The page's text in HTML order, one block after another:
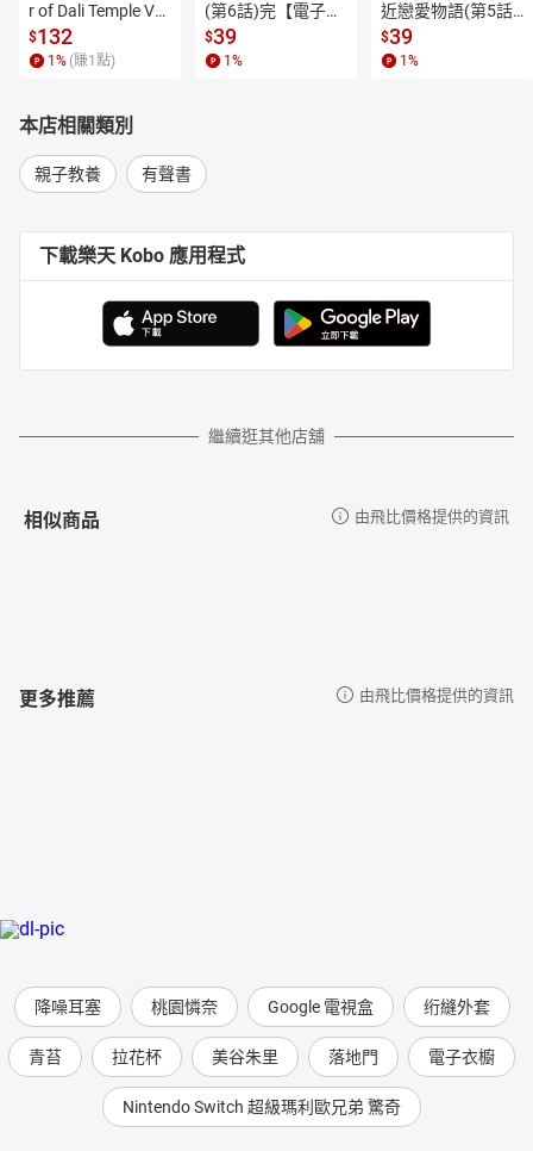
r of Dali Temple Vo
l.6【有聲書】
$132
1 % (賺1 點)
(第6話)完【電子
書】
$39
1 %
近戀愛物語(第5話)
【電子書】
$39
1 %
本店相關類別
親子教養 有聲書
下載樂天 Kobo 應用程式
繼續逛其他店舖
相似商品 由飛比價格提供的資訊
更多推薦 由飛比價格提供的資訊
降噪耳塞 桃園憐奈 Google 電視盒 绗縫外套
青苔 拉花杯 美谷朱里 落地門 電子衣櫥
Nintendo Switch 超級瑪利歐兄弟 驚奇